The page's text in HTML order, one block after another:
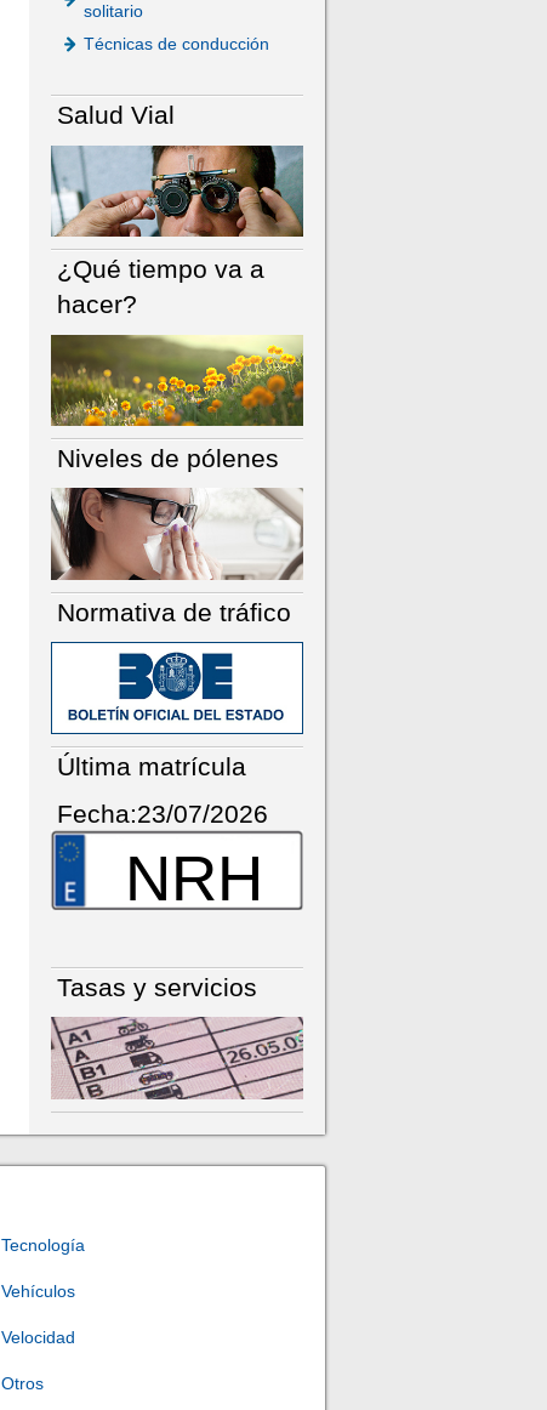
solitario
Técnicas de conducción
Salud Vial
¿Qué tiempo va a
hacer?
Niveles de pólenes
Normativa de tráfico
Última matrícula
Fecha:23/07/2026
NRH
Tasas y servicios
Tecnología
Vehículos
Velocidad
Otros